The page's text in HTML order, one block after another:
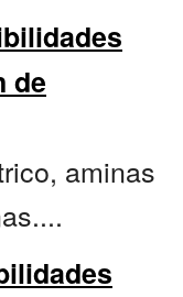
de
aminas